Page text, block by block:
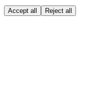
Accept all Reject all